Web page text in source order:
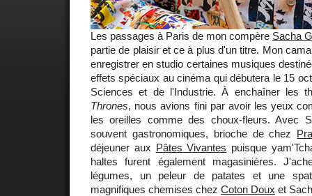
Les passages à Paris de mon compère Sacha
partie de plaisir et ce à plus d'un titre. Mon
enregistrer en studio certaines musiques
effets spéciaux au cinéma qui débutera le 15
Sciences et de l'Industrie. À enchaîner les
Thrones, nous avions fini par avoir les yeux
les oreilles comme des choux-fleurs. Avec
souvent gastronomiques, brioche de chez
déjeuner aux Pâtes Vivantes puisque
haltes furent également magasinières.
légumes, un peleur de patates et une
magnifiques chemises chez Coton Doux et